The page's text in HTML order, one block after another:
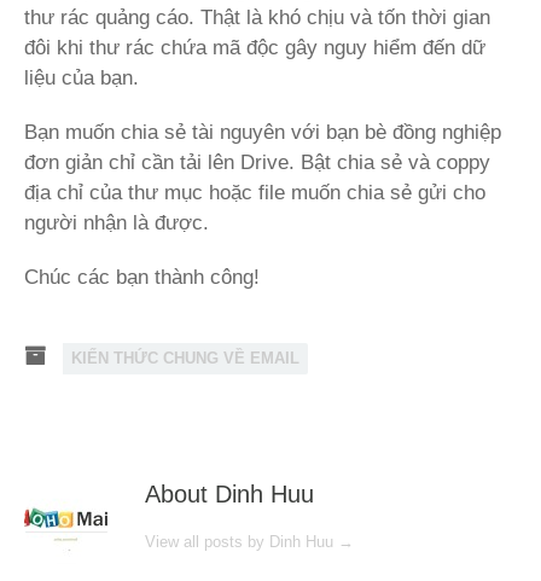
thư rác quảng cáo. Thật là khó chịu và tốn thời gian
đôi khi thư rác chứa mã độc gây nguy hiểm đến dữ
liệu của bạn.
Bạn muốn chia sẻ tài nguyên với bạn bè đồng nghiệp
đơn giản chỉ cần tải lên Drive. Bật chia sẻ và coppy
địa chỉ của thư mục hoặc file muốn chia sẻ gửi cho
người nhận là được.
Chúc các bạn thành công!
KIẾN THỨC CHUNG VỀ EMAIL
About Dinh Huu
View all posts by Dinh Huu →